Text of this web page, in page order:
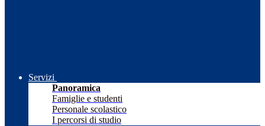
Servizi
Panoramica
Famiglie e studenti
Personale scolastico
I percorsi di studio